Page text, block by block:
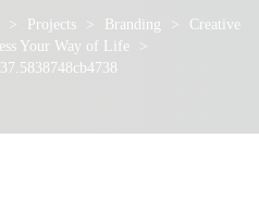
> Projects > Branding >
Cre­ative
Your Way of Life
>